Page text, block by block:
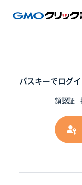
パスキーでログ
顔認証